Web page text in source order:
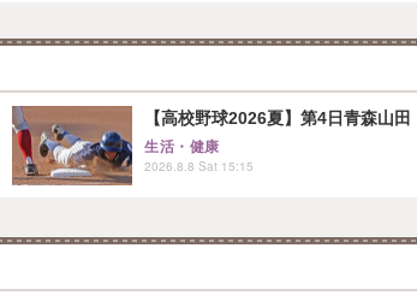
【高校野球2026夏】第4日青森山
生活・健康
2026.8.8 Sat 15:15